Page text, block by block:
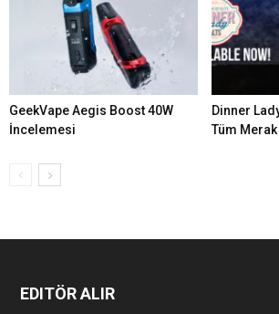
GeekVape Aegis Boost 40W
İncelemesi
Dinner
Tüm
EDITÖR ALIR